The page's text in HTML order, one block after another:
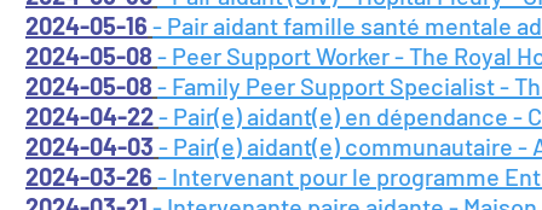
2024-05-16 - Pair aidant famille santé mentale
2024-05-08 - Peer Support Worker - The Royal
2024-05-08 - Family Peer Support Specialist -
2024-04-22- Pair(e) aidant(e) en dépendance -
2024-04-03 - Pair(e) aidant(e) communautaire
2024-03-26 - Intervenant pour le programme